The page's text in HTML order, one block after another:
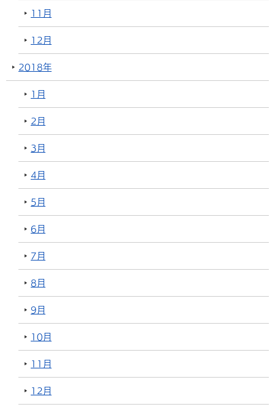
11月
12月
2018年
1月
2月
3月
4月
5月
6月
7月
8月
9月
10月
11月
12月